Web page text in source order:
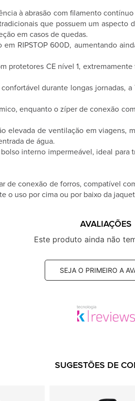
à abrasão com filamento
que possuem um
em casos de quedas.
RIPSTOP 600D, aumentando
protetores CE nível 1,
durante longas jornadas,
enquanto o zíper de conexão
elevada de ventilação em
de água.
interno impermeável, ideal
de conexão de forros, compatível
o uso por cima ou por baixo da
AVALIAÇÕES
Este produto ainda não
SEJA O PRIMEIRO A
SUGESTÕES DE